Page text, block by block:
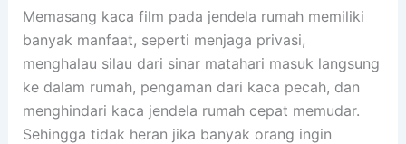
Memasang kaca film pada jendela rumah memiliki
banyak manfaat, seperti menjaga privasi,
menghalau silau dari sinar matahari masuk langsung
ke dalam rumah, pengaman dari kaca pecah, dan
menghindari kaca jendela rumah cepat memudar.
Sehingga tidak heran jika banyak orang ingin